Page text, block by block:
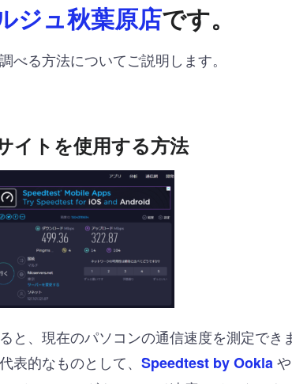
ジュ秋葉原店です。
る方法についてご説明します。
イトを使用する方法
と、現在のパソコンの通信速度を測定でき
的なものとして、 Speedtest by Ooklaや